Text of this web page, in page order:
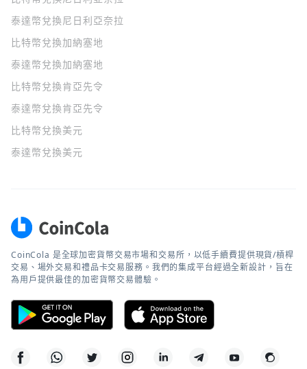
泰達幣兌換尼日利亞奈拉
比特幣兌換加納塞地
泰達幣兌換加納塞地
比特幣兌換肯亞先令
泰達幣兌換肯亞先令
比特幣兌換美元
泰達幣兌換美元
CoinCola 是全球加密貨幣交易市場和交易所，以低手續費提供現貨/槓桿
交易、場外交易和禮品卡交易服務。我們的集成平台經過全新設計，旨在
為用戶提供最佳的加密貨幣交易體驗。